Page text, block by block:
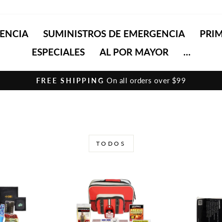
SUMINISTROS DE EMERGENCIA
ESPECIALES
AL POR MAYOR ...
diapositivas
FREE SHIPPING On all orders over $99
TODOS